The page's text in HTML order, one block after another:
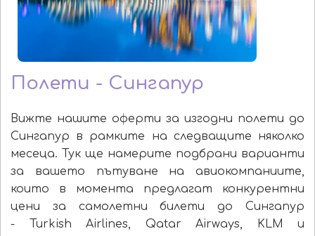
Полети - Сингапур
Вижте нашите оферти за изгодни полети до
Сингапур в рамките на следващите няколко
месеца. Тук ще намерите подбрани варианти
за вашето пътуване на авиокомпаниите,
които в момента предлагат конкурентни
цени за самолетни билети до Сингапур
- Turkish Airlines, Qatar Airways, KLM и